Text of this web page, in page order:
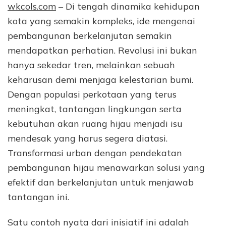
wkcols.com – Di tengah dinamika kehidupan
kota yang semakin kompleks, ide mengenai
pembangunan berkelanjutan semakin
mendapatkan perhatian. Revolusi ini bukan
hanya sekedar tren, melainkan sebuah
keharusan demi menjaga kelestarian bumi.
Dengan populasi perkotaan yang terus
meningkat, tantangan lingkungan serta
kebutuhan akan ruang hijau menjadi isu
mendesak yang harus segera diatasi.
Transformasi urban dengan pendekatan
pembangunan hijau menawarkan solusi yang
efektif dan berkelanjutan untuk menjawab
tantangan ini.
Satu contoh nyata dari inisiatif ini adalah